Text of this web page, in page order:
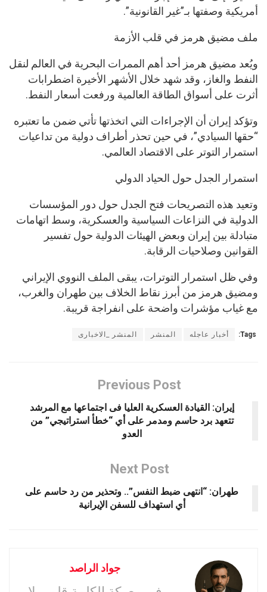
أمريكية وصفتها بـ”غير القانونية”.
ملف مضيق هرمز في قلب الأزمة
ويُعد مضيق هرمز أحد أهم الممرات البحرية في العالم لنقل
النفط والغاز، وقد شهد خلال الأشهر الأخيرة اضطرابات
أثرت على أسواق الطاقة العالمية ورفعت أسعار النفط.
وتؤكد إيران أن الإجراءات التي اتخذتها تأتي ضمن ما تعتبره
“حقها السيادي”، في حين تحذر أطراف دولية من تداعيات
استمرار التوتر على الاقتصاد العالمي.
استمرار الجدل حول الحياد الدولي
وتعيد هذه التصريحات فتح الجدل حول دور المؤسسات
الدولية في النزاعات السياسية والعسكرية، وسط اتهامات
متبادلة بين إيران وبعض الهيئات الدولية حول تفسير
القوانين وصلاحيات الرقابة.
وفي ظل استمرار التوترات، يبقى الملف النووي الإيراني
ومضيق هرمز من أبرز نقاط الخلاف بين طهران والغرب،
مع غياب مؤشرات واضحة على انفراجة قريبة.
Tags: أخبار عاجله المنشر المنشر _الاخبارى
Previous Post
إيران: القيادة العسكرية العليا فى اجتماعها مع المرشد
تتعهد برد حاسم ومدمر على أي “خطأ استراتيجي” من
العدو
Next Post
طهران: “انتهى ضبط النفس”.. وتحذير من رد حاسم على
أي استهداف للسفن الإيرانية
جواد الراصد